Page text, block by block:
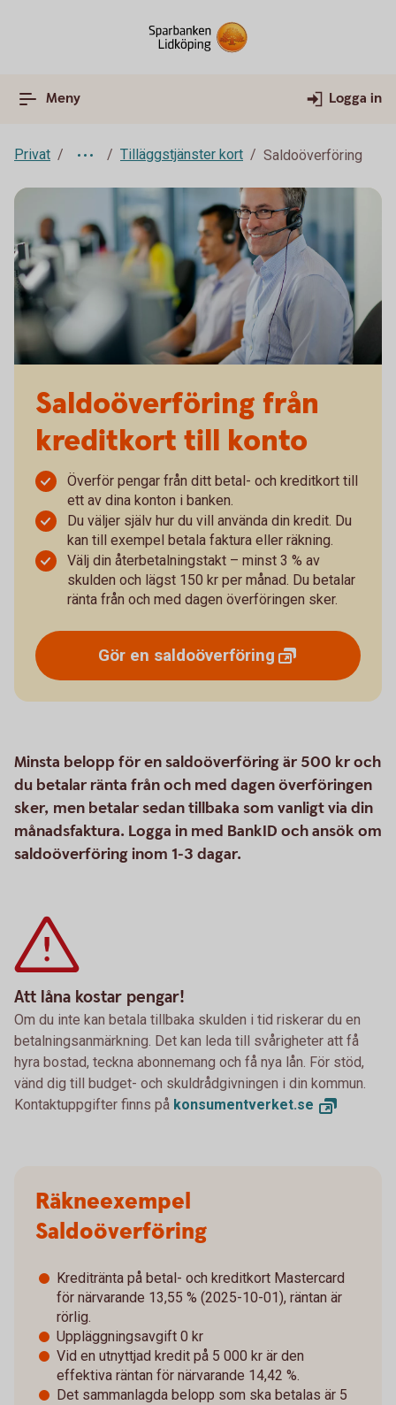
Meny Logga in
Privat Tilläggstjänster kort Saldoöverföring
Saldoöverföring från
kreditkort till konto
Överför pengar från ditt betal- och kreditkort till
ett av dina konton i banken.
Du väljer själv hur du vill använda din kredit. Du
kan till exempel betala faktura eller räkning.
Välj din återbetalningstakt – minst 3 % av
skulden och lägst 150 kr per månad. Du betalar
ränta från och med dagen överföringen sker.
Gör en saldoöverföring
Minsta belopp för en saldoöverföring är 500 kr och
du betalar ränta från och med dagen överföringen
sker, men betalar sedan tillbaka som vanligt via din
månadsfaktura. Logga in med BankID och ansök om
saldoöverföring inom 1-3 dagar.
Att låna kostar pengar!
Om du inte kan betala tillbaka skulden i tid riskerar du en
betalningsanmärkning. Det kan leda till svårigheter att få
hyra bostad, teckna abonnemang och få nya lån. För stöd,
vänd dig till budget- och skuldrådgivningen i din kommun.
Kontaktuppgifter finns på konsumentverket.se
Räkneexempel
Saldoöverföring
Kreditränta på betal- och kreditkort Mastercard
för närvarande 13,55 % (2025-10-01), räntan är
rörlig.
Uppläggningsavgift 0 kr
Vid en utnyttjad kredit på 5 000 kr är den
effektiva räntan för närvarande 14,42 %.
Det sammanlagda belopp som ska betalas är 5